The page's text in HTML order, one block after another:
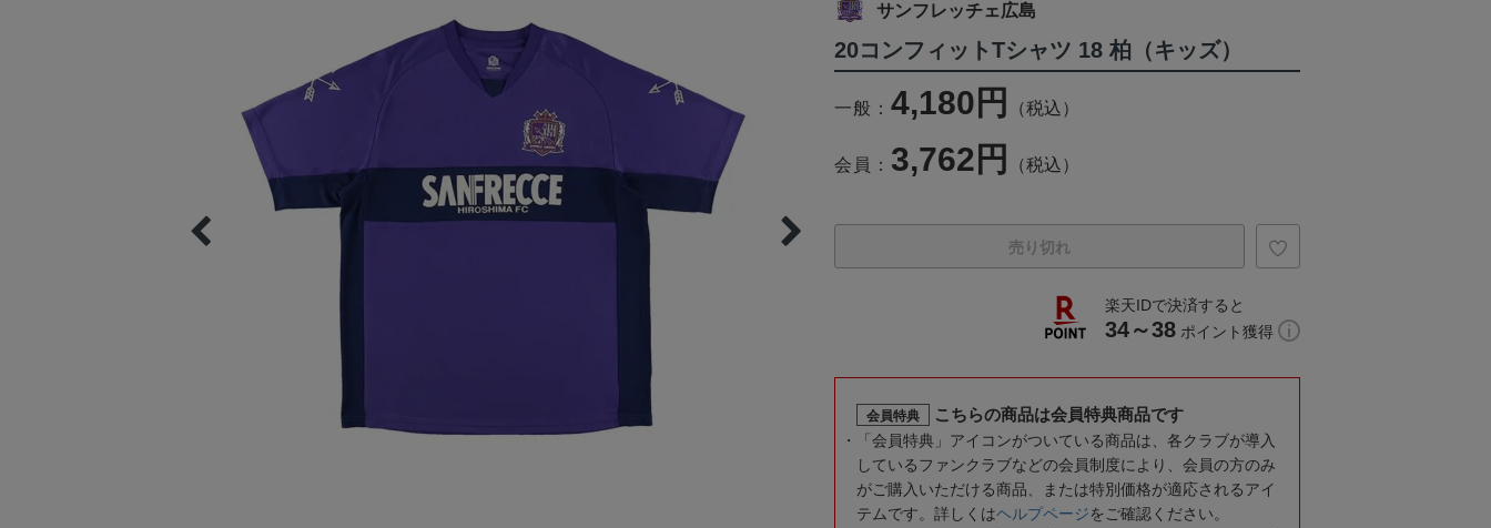
サンフレッチェ広島
20コンフィットTシャツ 18 柏（キッズ）
一般： 4,180円 （税込）
会員： 3,762円 （税込）
売り切れ
楽天IDで決済すると
34～38 ポイント獲得
会員特典 こちらの商品は会員特典商品です
「会員特典」アイコンがついている商品は、各クラブが導入
しているファンクラブなどの会員制度により、会員の方のみ
がご購入いただける商品、または特別価格が適応されるアイ
テムです。詳しくはヘルプページをご確認ください。